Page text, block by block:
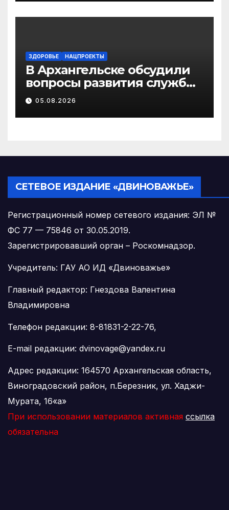
ЗДОРОВЬЕ НАЦПРОЕКТЫ
В Архангельске обсудили
вопросы развития службы
крови Поморья
05.08.2026
СЕТЕВОЕ ИЗДАНИЕ «ДВИНОВАЖЬЕ»
Регистрационный номер сетевого издания: ЭЛ №
ФС 77 — 75846 от 30.05.2019.
Зарегистрировавший орган – Роскомнадзор.
Учредитель: ГАУ АО ИД «Двиноважье»
Главный редактор: Гнездова Валентина
Владимировна
Телефон редакции: 8-81831-2-22-76,
E-mail редакции: dvinovage@yandex.ru
Адрес редакции: 164570 Архангельская область,
Виноградовский район, п.Березник, ул. Хаджи-
Мурата, 16«а»
При использовании материалов активная ссылка
обязательна